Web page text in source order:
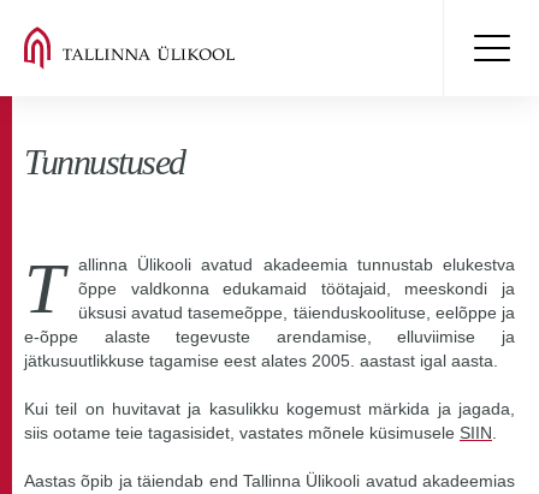
Tunnustused
T
allinna Ülikooli avatud akadeemia tunnustab elukestva
õppe valdkonna edukamaid töötajaid, meeskondi ja
üksusi avatud tasemeõppe, täienduskoolituse, eelõppe ja
e-õppe alaste tegevuste arendamise, elluviimise ja
jätkusuutlikkuse tagamise eest alates 2005. aastast igal aasta.
Kui teil on huvitavat ja kasulikku kogemust märkida ja jagada,
siis ootame teie tagasisidet, vastates mõnele küsimusele SIIN
Aastas õpib ja täiendab end Tallinna Ülikooli avatud akadeemias